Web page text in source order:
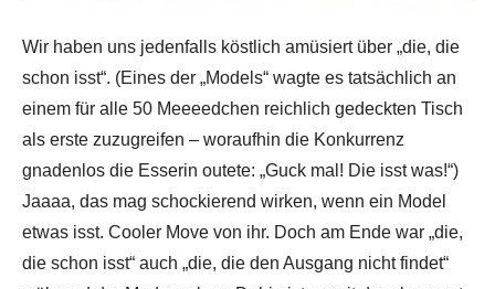
Wir haben uns jedenfalls köstlich amüsiert über „die, die
schon isst“. (Eines der „Models“ wagte es tatsächlich an
einem für alle 50 Meeeedchen reichlich gedeckten Tisch
als erste zuzugreifen – woraufhin die Konkurrenz
gnadenlos die Esserin outete: „Guck mal! Die isst was!“)
Jaaaa, das mag schockierend wirken, wenn ein Model
etwas isst. Cooler Move von ihr. Doch am Ende war „die,
die schon isst“ auch „die, die den Ausgang nicht findet“